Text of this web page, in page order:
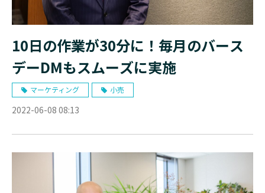
10日の作業が30分に！毎月のバース
デーDMもスムーズに実施
マーケティング 小売
2022-06-08 08:13